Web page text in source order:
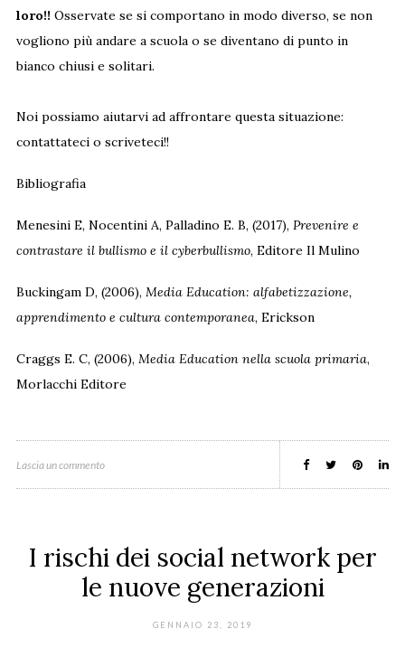
loro!! Osservate se si comportano in modo diverso, se non
vogliono più andare a scuola o se diventano di punto in
bianco chiusi e solitari.
Noi possiamo aiutarvi ad affrontare questa situazione:
contattateci o scriveteci!!
Bibliografia
Menesini E, Nocentini A, Palladino E. B, (2017), Prevenire e
contrastare il bullismo e il cyberbullismo, Editore Il Mulino
Buckingam D, (2006), Media Education: alfabetizzazione,
apprendimento e cultura contemporanea, Erickson
Craggs E. C, (2006), Media Education nella scuola primaria,
Morlacchi Editore
Lascia un commento
I rischi dei social network per
le nuove generazioni
GENNAIO 23, 2019